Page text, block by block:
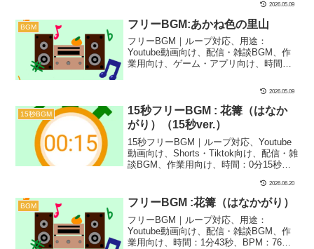
85、キー：律音階（キー＝E）、ジャン
ル：ゆったり、楽器：和風、ファンタジ
ー｜15秒BGM第38弾！和風で素朴なフリ
ーBGMです！なごみ系のYoutube動画や
和風でレトロ、ちょっと懐かしめのシー
ンにバッチリ合います！
2026.05.09
BGM フリーBGM:あかね色の里山
フリーBGM｜ループ対応、用途：
Youtube動画向け、配信・雑談BGM、作
業用向け、ゲーム・アプリ向け、時間：2
＝E）、ジャンル：ゆったり、楽器：和
風、ファンタジー｜和風で素朴なフリー
BGMです！なごみ系のYoutube動画や和
風でレトロ、ちょっと懐かしめのシーン
にバッチリ合います！
2026.05.09
15秒BGM
15秒フリーBGM : 花篝（はなか
がり）（15秒ver.）
15秒フリーBGM｜ループ対応、Youtube
動画向け、Shorts・Tiktok向け、配信・雑
談BGM、作業用向け、時間：0分15秒、
しゃれ、みらい、楽器：シンセサイザ
ー、オルゴール｜15秒BGM第13弾！あの
人気曲『花篝』の15秒バージョンを制作
しました！和風フリーBGMです！お花見
シーンとかにぴったりな1曲に仕上げまし
た！スマホの着信音やショート動画にも
2026.06.20
BGM フリーBGM :花篝（はなかがり）
フリーBGM｜ループ対応、用途：
Youtube動画向け、配信・雑談BGM、作
業用向け、時間：1分43秒、BPM：76、